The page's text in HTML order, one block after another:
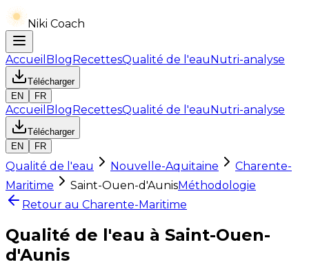
Niki Coach
Accueil BlogRecettesQualité de l'eauNutri-analyse
Télécharger
EN
FR
Accueil BlogRecettesQualité de l'eauNutri-analyse
Télécharger
EN
FR
Qualité de l'eau Nouvelle-Aquitaine
Charente-
Maritime
Saint-Ouen-d'AunisMéthodologie
Retour au Charente-Maritime
Qualité de l'eau à Saint-Ouen-
d'Aunis